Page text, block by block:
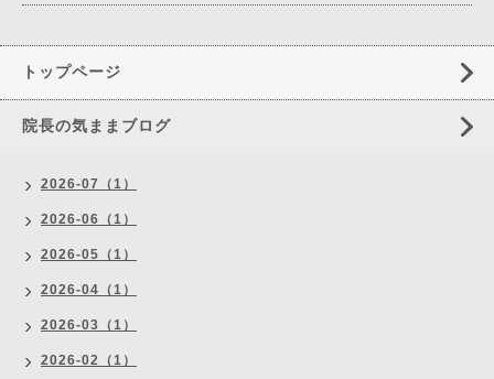
トップページ
院長の気ままブログ
2026-07（1）
2026-06（1）
2026-05（1）
2026-04（1）
2026-03（1）
2026-02（1）